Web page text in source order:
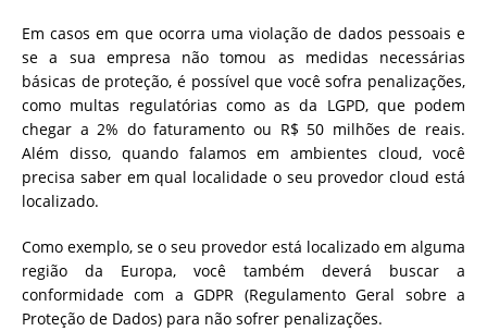
Em casos em que ocorra uma violação de dados pessoais e
se a sua empresa não tomou as medidas necessárias
básicas de proteção, é possível que você sofra penalizações,
como multas regulatórias como as da LGPD, que podem
chegar a 2% do faturamento ou R$ 50 milhões de reais.
Além disso, quando falamos em ambientes cloud, você
precisa saber em qual localidade o seu provedor cloud está
localizado.
Como exemplo, se o seu provedor está localizado em alguma
região da Europa, você também deverá buscar a
conformidade com a GDPR (Regulamento Geral sobre a
Proteção de Dados) para não sofrer penalizações.